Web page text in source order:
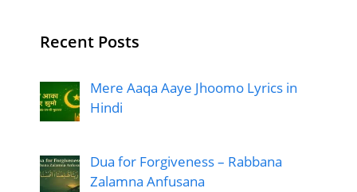
Recent Posts
Mere Aaqa Aaye Jhoomo Lyrics in
Hindi
Dua for Forgiveness – Rabbana
Zalamna Anfusana